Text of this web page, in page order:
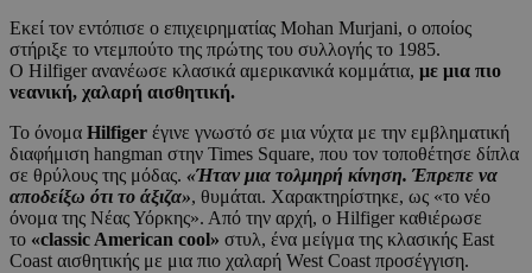
Εκεί τον εντόπισε ο επιχειρηματίας Mohan Murjani, ο οποίος
στήριξε το ντεμπούτο της πρώτης του συλλογής το 1985.
Ο Hilfiger ανανέωσε κλασικά αμερικανικά κομμάτια, με μια πιο
νεανική, χαλαρή αισθητική.
Το όνομα Hilfiger έγινε γνωστό σε μια νύχτα με την εμβληματική
διαφήμιση hangman στην Times Square, που τον τοποθέτησε δίπλα
σε θρύλους της μόδας. «Ήταν μια τολμηρή κίνηση. Έπρεπε να
αποδείξω ότι το άξιζα», θυμάται. Χαρακτηρίστηκε, ως «το νέο
όνομα της Νέας Υόρκης». Από την αρχή, ο Hilfiger καθιέρωσε
το «classic American cool» στυλ, ένα μείγμα της κλασικής East
Coast αισθητικής με μια πιο χαλαρή West Coast προσέγγιση.